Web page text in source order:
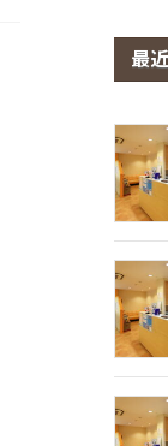
最